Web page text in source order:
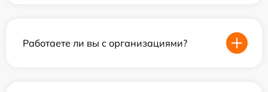
Работаете ли вы с организациями?